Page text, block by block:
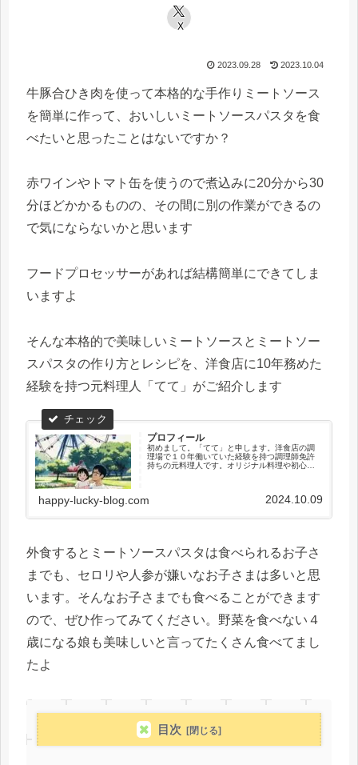
X
2023.09.28 2023.10.04
牛豚合ひき肉を使って本格的な手作りミートソース
を簡単に作って、おいしいミートソースパスタを食
べたいと思ったことはないですか？
赤ワインやトマト缶を使うので煮込みに20分から30
分ほどかかるものの、その間に別の作業ができるの
で気にならないかと思います
フードプロセッサーがあれば結構簡単にできてしま
いますよ
そんな本格的で美味しいミートソースとミートソー
スパスタの作り方とレシピを、洋食店に10年務めた
経験を持つ元料理人「てて」がご紹介します
プロフィール
初めまして。「てて」と申します。洋食店の調
理場で１０年働いていた経験を持つ調理師免許
持ちの元料理人です。オリジナル料理や初心者
happy-lucky-blog.com 2024.10.09
外食するとミートソースパスタは食べられるお子さ
までも、セロリや人参が嫌いなお子さまは多いと思
います。そんなお子さまでも食べることができます
ので、ぜひ作ってみてください。野菜を食べない４
歳になる娘も美味しいと言ってたくさん食べてまし
たよ
目次